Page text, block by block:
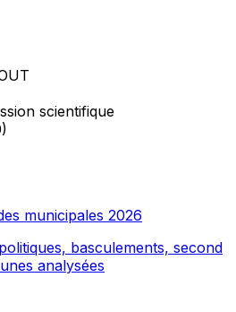
scientifique
municipales 2026
basculements, second
analysées